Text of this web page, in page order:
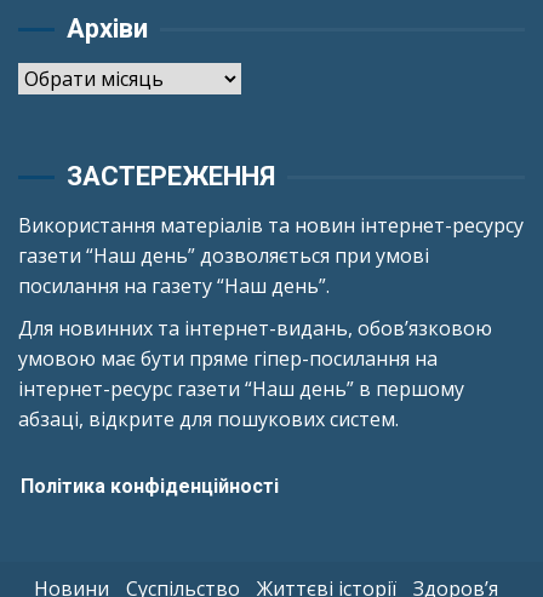
Архіви
Архіви
ЗАСТЕРЕЖЕННЯ
Використання матеріалів та новин інтернет-ресурсу
газети “Наш день” дозволяється при умові
посилання на газету “Наш день”.
Для новинних та інтернет-видань, обов’язковою
умовою має бути пряме гіпер-посилання на
інтернет-ресурс газети “Наш день” в першому
абзаці, відкрите для пошукових систем.
Політика конфіденційності
Новини Суспільство Життєві історії Здоров’я